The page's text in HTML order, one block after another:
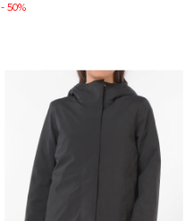
- 50%